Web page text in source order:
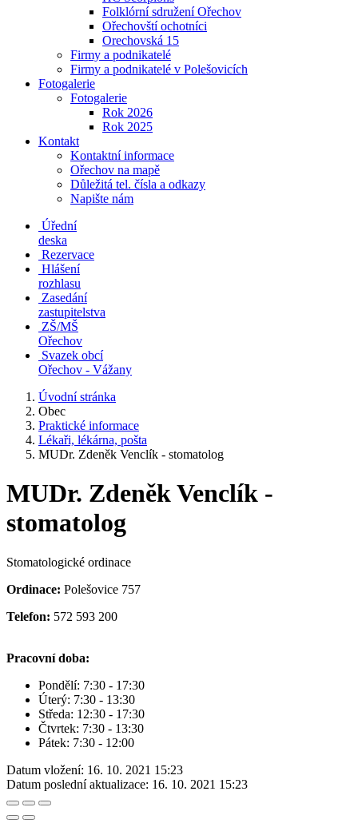
Folklórní sdružení Ořechov
Ořechovští ochotníci
Orechovská 15
Firmy a podnikatelé
Firmy a podnikatelé v Polešovicích
Fotogalerie
Fotogalerie
Rok 2026
Rok 2025
Kontakt
Kontaktní informace
Ořechov na mapě
Důležitá tel. čísla a odkazy
Napište nám
Úřední
deska
Rezervace
Hlášení
rozhlasu
Zasedání
zastupitelstva
ZŠ/MŠ
Ořechov
Svazek obcí
Ořechov - Vážany
Úvodní stránka
Obec
Praktické informace
Lékaři, lékárna, pošta
MUDr. Zdeněk Venclík - stomatolog
MUDr. Zdeněk Venclík -
stomatolog
Stomatologické ordinace
Ordinace: Polešovice 757
Telefon: 572 593 200
Pracovní doba:
Pondělí: 7:30 - 17:30
Úterý: 7:30 - 13:30
Středa: 12:30 - 17:30
Čtvrtek: 7:30 - 13:30
Pátek: 7:30 - 12:00
Datum vložení: 16. 10. 2021 15:23
Datum poslední aktualizace: 16. 10. 2021 15:23